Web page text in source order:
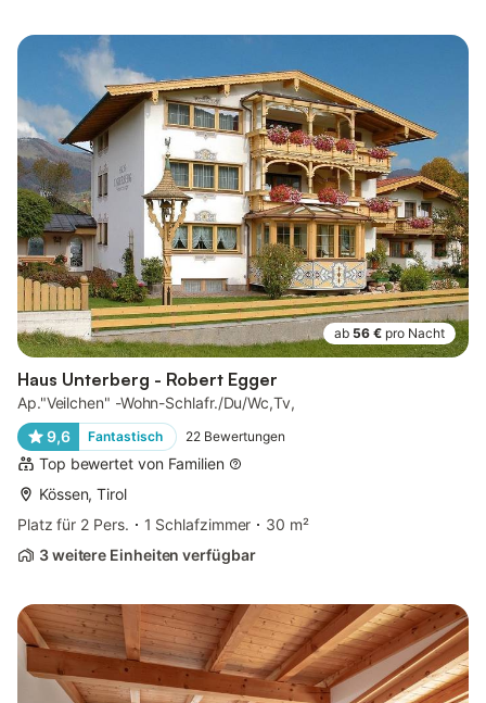
ab 56 € pro Nacht
Haus Unterberg - Robert Egger
Ap."Veilchen" -Wohn-Schlafr./Du/Wc,Tv,
9,6
Fantastisch 22 Bewertungen
Top bewertet von Familien
Kössen, Tirol
Platz für 2 Pers.
1 Schlafzimmer
30 m²
3 weitere Einheiten verfügbar